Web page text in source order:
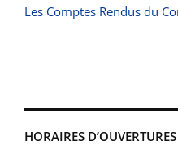
Les Comptes Rendus du
HORAIRES D’OUVERTURES